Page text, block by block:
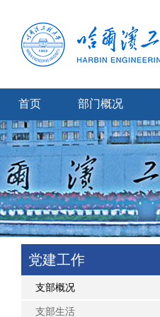
首页 部门概况
党建工作
支部概况
支部生活